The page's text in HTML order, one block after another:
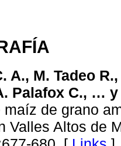
A., M. Tadeo
Palafox C., …
maíz de grano
Valles Altos de